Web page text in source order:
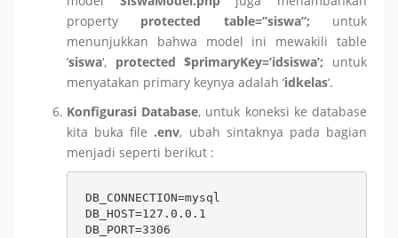
property protected table=”siswa”; untuk
menunjukkan bahwa model ini mewakili table
‘siswa‘, protected $primaryKey=’idsiswa’; untuk
menyatakan primary keynya adalah ‘idkelas‘.
Konfigurasi Database, untuk koneksi ke database
kita buka file .env, ubah sintaknya pada bagian
menjadi seperti berikut :
DB_CONNECTION=mysql
DB_HOST=127.0.0.1
DB_PORT=3306